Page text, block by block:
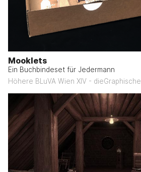
Mooklets
Ein Buchbindeset für Jedermann
Höhere BLuVA Wien XIV - dieGraphische